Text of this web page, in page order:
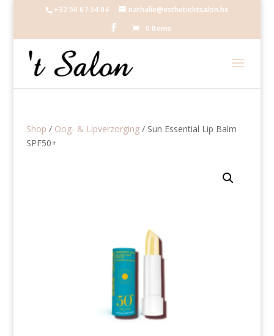
+32 50 67 54 04
nathalie@esthetiektsalon.be
0 Items
Shop / Oog- & Lipverzorging/ Sun Essential Lip Balm
SPF50+